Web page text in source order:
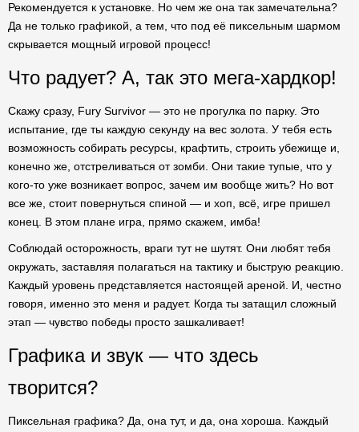
Рекомендуется к установке. Но чем же она так замечательна?
Да не только графикой, а тем, что под её пиксельным шармом
скрывается мощный игровой процесс!
Что радует? А, так это мега-хардкор!
Скажу сразу, Fury Survivor — это не прогулка по парку. Это
испытание, где ты каждую секунду на вес золота. У тебя есть
возможность собирать ресурсы, крафтить, строить убежище и,
конечно же, отстреливаться от зомби. Они такие тупые, что у
кого-то уже возникает вопрос, зачем им вообще жить? Но вот
все же, стоит повернуться спиной — и хоп, всё, игре пришел
конец. В этом плане игра, прямо скажем, имба!
Соблюдай осторожность, враги тут не шутят. Они любят тебя
окружать, заставляя полагаться на тактику и быструю реакцию.
Каждый уровень представляется настоящей ареной. И, честно
говоря, именно это меня и радует. Когда ты затащил сложный
этап — чувство победы просто зашкаливает!
Графика и звук — что здесь
творится?
Пиксельная графика? Да, она тут, и да, она хороша. Каждый